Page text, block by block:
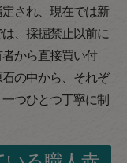
され、現在では新
、採掘禁止以前に
から直接買い付
の中から、それぞ
つひとつ丁寧に制